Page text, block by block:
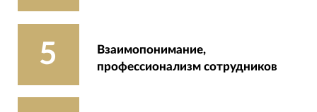
5
Взаимопонимание,
профессионализм сотрудников